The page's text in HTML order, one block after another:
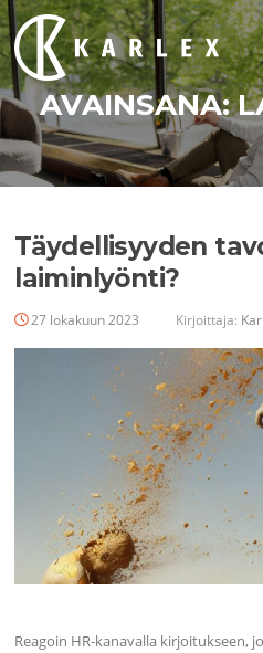
Siirry
suoraan
sisältöön
AVAINSANA:
Täydellisyyden
laiminlyönti?
27 lokakuun 2023 Kirjoittaja:
Reagoin HR-kanavalla kirjoitukseen,